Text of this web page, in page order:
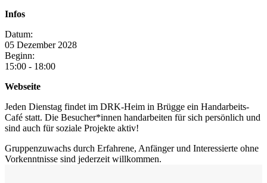
Infos
Datum:
05 Dezember 2028
Beginn:
15:00 - 18:00
Webseite
Jeden Dienstag findet im DRK-Heim in Brügge ein Handarbeits-
Café statt. Die Besucher*innen handarbeiten für sich persönlich und
sind auch für soziale Projekte aktiv!
Gruppenzuwachs durch Erfahrene, Anfänger und Interessierte ohne
Vorkenntnisse sind jederzeit willkommen.